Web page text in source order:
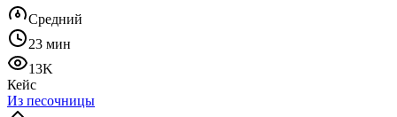
Средний
23 мин
13K
Кейс
Из песочницы